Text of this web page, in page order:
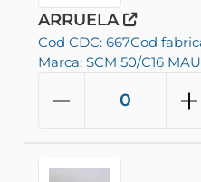
ARRUELA
Cod CDC: 667Cod
Marca: SCM 50/C16